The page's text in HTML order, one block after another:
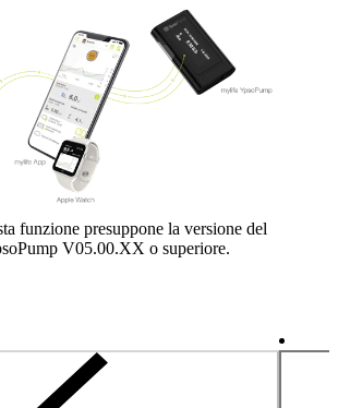
funzione presuppone la versione del
V05.00.XX o superiore.